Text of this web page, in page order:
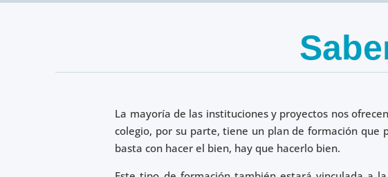
La mayoría de las instituciones y proyectos nos
colegio, por su parte, tiene un plan de formación
basta con hacer el bien, hay que hacerlo bien.